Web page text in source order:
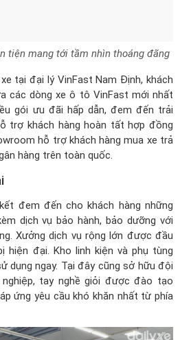
tiện mang tới tầm nhìn thoáng đãng
tại đại lý VinFast Nam Định, khách
các dòng xe ô tô VinFast mới nhất
gói ưu đãi hấp dẫn, đem đến trải
trợ khách hàng hoàn tất hợp đồng
hỗ trợ khách hàng mua xe trả
hàng trên toàn quốc.
đem đến cho khách hàng những
dịch vụ bảo hành, bảo dưỡng với
Xưởng dịch vụ rộng lớn được đầu
hiện đại. Kho linh kiện và phụ tùng
dụng ngay. Tại đây cũng sở hữu đội
tay nghề giỏi được đào tạo
ứng yêu cầu khó khăn nhất từ phía